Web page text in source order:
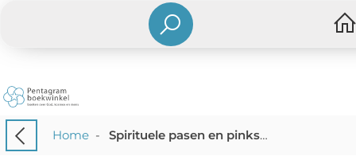
Home- Spirituele pasen en pinksteren